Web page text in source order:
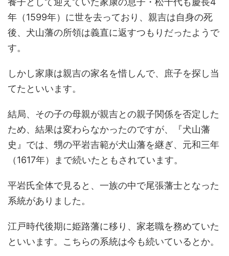
年（1599年）に世を去っており、親吉は自身の死
後、犬山藩の所領は義直に返すつもりだったようで
す。
しかし家康は親吉の家名を惜しんで、庶子を探し当
てたといいます。
結局、その子の母親が親吉との親子関係を否定した
ため、結果は変わらなかったのですが、『犬山藩
史』では、甥の平岩吉範が犬山藩を継ぎ、元和三年
（1617年）まで続いたともされています。
平岩氏全体で見ると、一族の中で尾張藩士となった
系統がありました。
江戸時代後期に姫路藩に移り、家老職を務めていた
といいます。こちらの系統は今も続いているとか。